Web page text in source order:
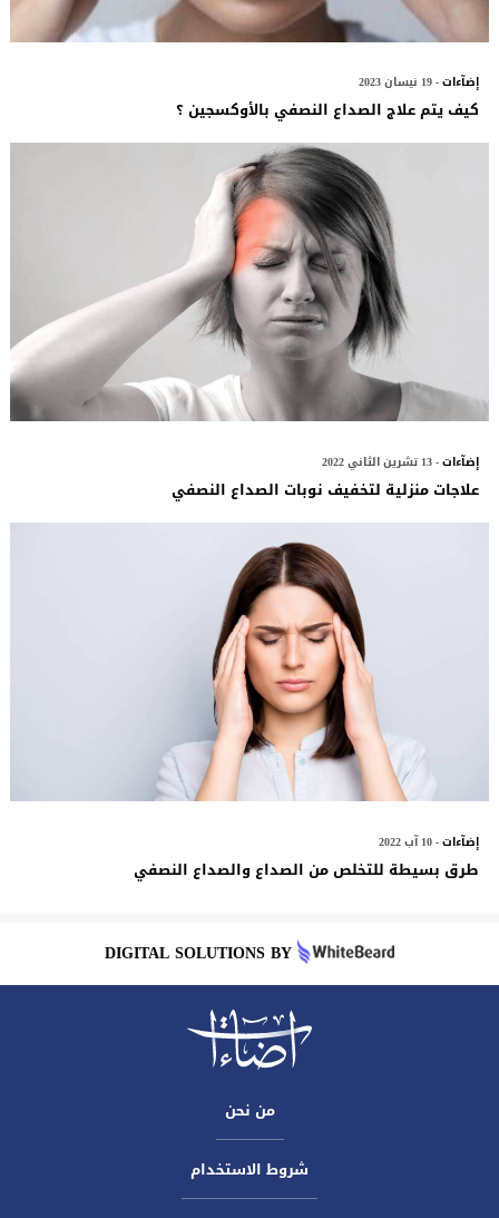
إضآءات- 19 نيسان 2023
كيف يتم علاج الصداع النصفي بالأوكسجين ؟
إضآءات- 13 تشرين الثاني 2022
علاجات منزلية لتخفيف نوبات الصداع النصفي
إضآءات- 10 آب 2022
طرق بسيطة للتخلص من الصداع والصداع النصفي
DIGITAL SOLUTIONS BY
من نحن
شروط الاستخدام